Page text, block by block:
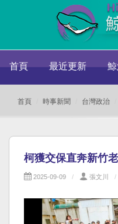
首頁 最近更新
首頁 時事新聞 台灣政治
柯獲交保直奔新竹
2025-09-09 張文川